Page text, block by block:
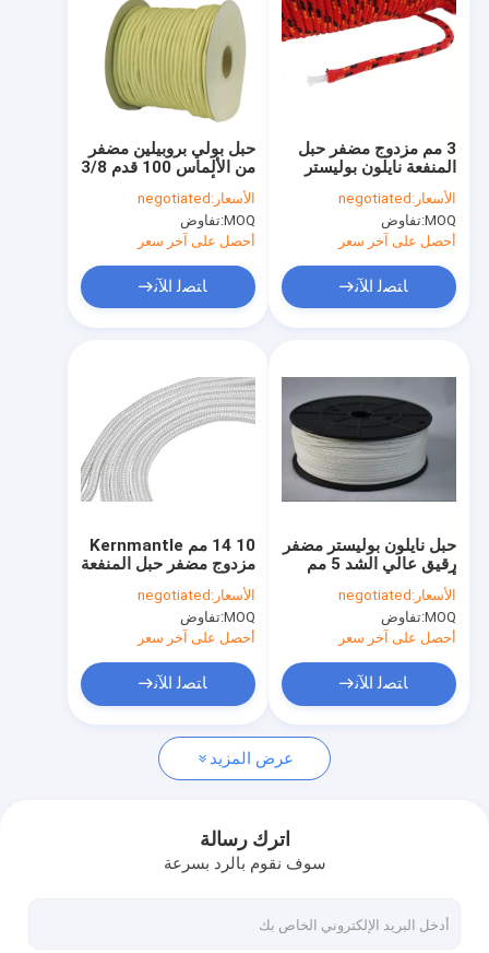
معلومات عنا
جولة في المعمل
اتصل بنا
حبل نايلون مضفر
حبل مضفر من مادة البولي بروبيلين
حبل خيمة عاكس
حبل بولي بروبيلين مضفر
من الألماس 100 قدم 3/8
بوصة أحمر مع ترسمرز
أبيض أزرق
الأسعار: negotiated
MOQ: تفاوض
أحصل على آخر سعر
ﺎﺘﺼﻟ ﺍﻶﻧ
3 مم مزدوج مضفر حبل
المنفعة نايلون بوليستر
PP الحبل
الأسعار: negotiated
MOQ: تفاوض
أحصل على آخر سعر
ﺎﺘﺼﻟ ﺍﻶﻧ
10 14 مم Kernmantle
مزدوج مضفر حبل المنفعة
للتسلق
الأسعار: negotiated
MOQ: تفاوض
أحصل على آخر سعر
ﺎﺘﺼﻟ ﺍﻶﻧ
حبل نايلون بوليستر مضفر
رقيق عالي الشد 5 مم
أبيض اللون
الأسعار: negotiated
MOQ: تفاوض
أحصل على آخر سعر
ﺎﺘﺼﻟ ﺍﻶﻧ
عرض المزيد
اترك رسالة
سوف نقوم بالرد بسرعة